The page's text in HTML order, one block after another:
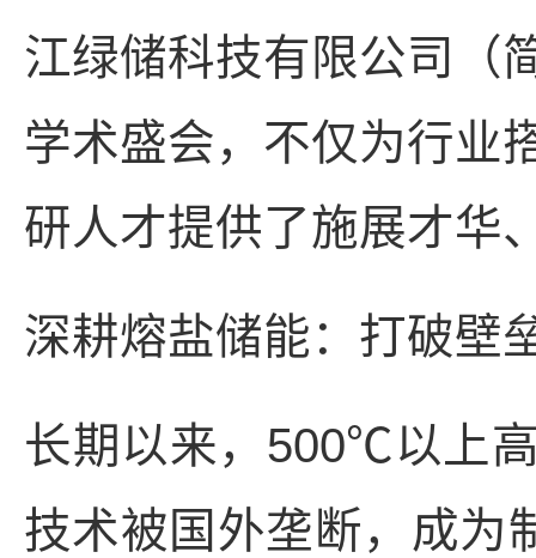
江绿储科技有限公司（
学术盛会，不仅为行业
研人才提供了施展才华
深耕熔盐储能：打破壁
长期以来，500℃以上
技术被国外垄断，成为